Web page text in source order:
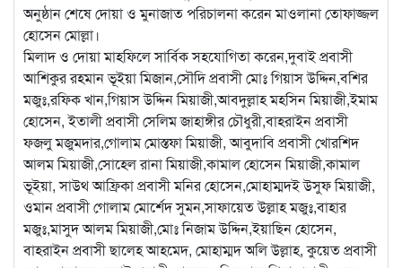
অনুষ্ঠান শেষে দোয়া ও মুনাজাত পরিচালনা করেন মাওলানা তোফাজ্জল
হোসেন মোল্লা।
মিলাদ ও দোয়া মাহফিলে সার্বিক সহযোগিতা করেন,দুবাই প্রবাসী
আশিকুর রহমান ভূইয়া মিজান,সৌদি প্রবাসী মোঃ গিয়াস উদ্দিন,বশির
মজুঃ,রফিক খান,গিয়াস উদ্দিন মিয়াজী,আবদুল্লাহ মহসিন মিয়াজী,ইমাম
হোসেন, ইতালী প্রবাসী সেলিম জাহাঙ্গীর চৌধুরী,বাহরাইন প্রবাসী
ফজলু মজুমদার,গোলাম মোস্তফা মিয়াজী, আবুদাবি প্রবাসী খোরশিদ
আলম মিয়াজী,সোহেল রানা মিয়াজী,কামাল হোসেন মিয়াজী,কামাল
ভূইয়া, সাউথ আফ্রিকা প্রবাসী মনির হোসেন,মোহাম্মদই উসুফ মিয়াজী,
ওমান প্রবাসী গোলাম মোর্শেদ সুমন,সাফায়েত উল্লাহ মজুঃ,বাহার
মজুঃ,মাসুদ আলম মিয়াজী,মোঃ নিজাম উদ্দিন,ইয়াছিন হোসেন,
বাহরাইন প্রবাসী ছালেহ আহমেদ, মোহাম্মদ অলি উল্লাহ, কুয়েত প্রবাসী